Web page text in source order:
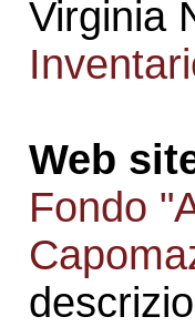
Virginia
Web
Fondo